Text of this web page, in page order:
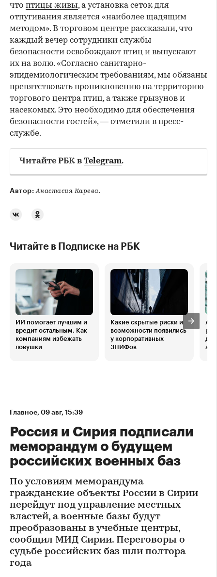
что птицы живы, а установка сеток для
отпугивания является «наиболее щадящим
методом». В торговом центре рассказали, что
каждый вечер сотрудники службы
безопасности освобождают птиц и выпускают
их на волю. «Согласно санитарно-
эпидемиологическим требованиям, мы обязаны
препятствовать проникновению на территорию
торгового центра птиц, а также грызунов и
насекомых. Это необходимо для обеспечения
безопасности гостей», — отметили в пресс-
службе.
Читайте РБК в Telegram.
Автор: Анастасия Карева.
Читайте в Подписке на РБК
ИИ помогает лучшим и
вредит остальным. Как
компаниям избежать
ловушки
Какие скрытые риски и
возможности появились
у корпоративных
ЗПИФов